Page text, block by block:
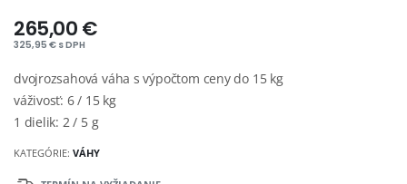
265,00 €
325,95 € s DPH
dvojrozsahová váha s výpočtom ceny do 15 kg
váživosť: 6 / 15 kg
1 dielik: 2 / 5 g
KATEGÓRIE:VÁHY